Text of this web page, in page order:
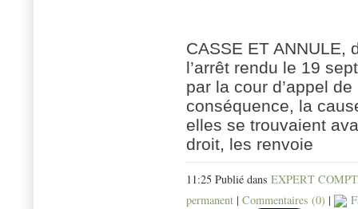
CASSE ET ANNULE,
l’arrêt rendu le 19
par la cour d’appel
conséquence, la
elles se trouvaient
droit, les renvoie
11:25 Publié dans EXPERT
permanent | Commentaires (0) |